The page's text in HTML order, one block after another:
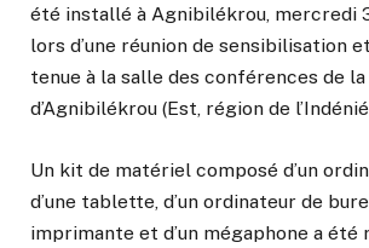
été installé à Agnibilékrou, mercredi
lors d’une réunion de sensibilisation
tenue à la salle des conférences de
d’Agnibilékrou (Est, région de
Un kit de matériel composé d’un
d’une tablette, d’un ordinateur de
imprimante et d’un mégaphone a été